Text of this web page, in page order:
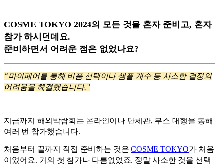
COSME TOKYO 2024의 모든 것을 혼자 준비고, 혼자
참가 하시던데요.
준비하면서 어려운 점은 없었나요?
“마이페어를 통해 비품 선택이나 샘플 개수 등 사소한 결정의
어려움을 해결했습니다.”
지금까지 해외박람회는 온라인이나 단체관, 부스 대행을 통해
여러 번 참가했습니다.
처음부터 끝까지 직접 준비하는 것은 COSME TOKYO가 처음
이었어요. 거의 첫 참가나 다름없었죠. 정말 사소한 것을 선택